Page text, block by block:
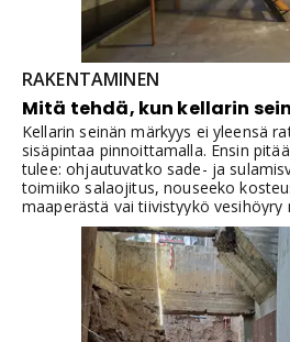
RAKENTAMINEN
Mitä tehdä, kun kellarin
Kellarin seinän märkyys ei yleensä
sisäpintaa pinnoittamalla. Ensin
tulee: ohjautuvatko sade- ja
toimiiko salaojitus, nouseeko
maaperästä vai tiivistyykö vesihöyry
korjaustapa voi siirtää ongelman
ja pahentaa vauriota.Pohjois-
omakotitalon omistajalla oli
seinään oli ilmestynyt
vielä havaittu. Mitä tällaisessa
Omistaja turvautui asiantuntijoiden
tehtiin kosteusmittauksia ongelman